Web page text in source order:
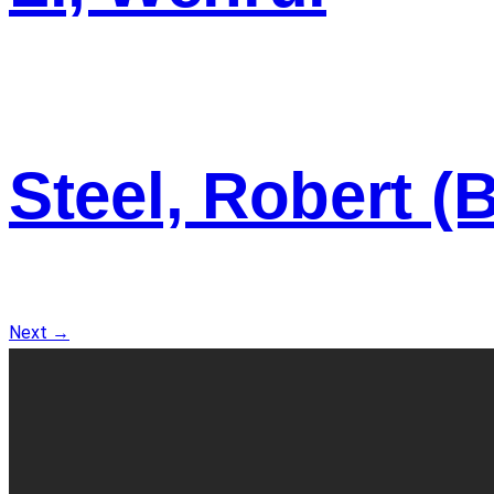
Steel, Robert
Next →